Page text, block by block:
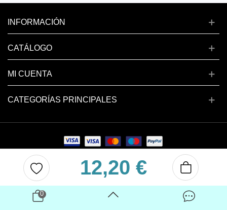
12,20 €
INFORMACIÓN
CATÁLOGO
MI CUENTA
CATEGORÍAS PRINCIPALES
Copyright © 2024 deluxenail.es
0